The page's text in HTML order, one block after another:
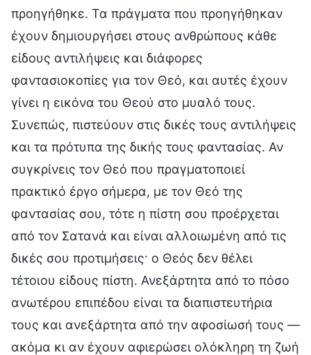
προηγήθηκε. Τα πράγματα που προηγήθηκαν
έχουν δημιουργήσει στους ανθρώπους κάθε
είδους αντιλήψεις και διάφορες
φαντασιοκοπίες για τον Θεό, και αυτές έχουν
γίνει η εικόνα του Θεού στο μυαλό τους.
Συνεπώς, πιστεύουν στις δικές τους αντιλήψεις
και τα πρότυπα της δικής τους φαντασίας. Αν
συγκρίνεις τον Θεό που πραγματοποιεί
πρακτικό έργο σήμερα, με τον Θεό της
φαντασίας σου, τότε η πίστη σου προέρχεται
από τον Σατανά και είναι αλλοιωμένη από τις
δικές σου προτιμήσεις· ο Θεός δεν θέλει
τέτοιου είδους πίστη. Ανεξάρτητα από το πόσο
ανωτέρου επιπέδου είναι τα διαπιστευτήρια
τους και ανεξάρτητα από την αφοσίωσή τους —
ακόμα κι αν έχουν αφιερώσει ολόκληρη τη ζωή